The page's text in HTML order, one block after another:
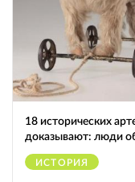
18 исторических
доказывают: люди
ИСТОРИЯ